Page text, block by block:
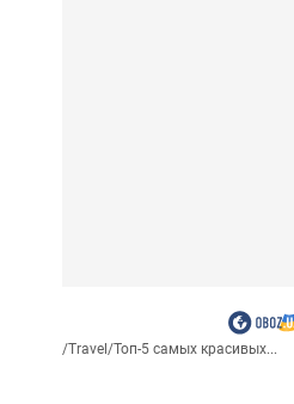
/Travel /Топ-5 самых красивых...